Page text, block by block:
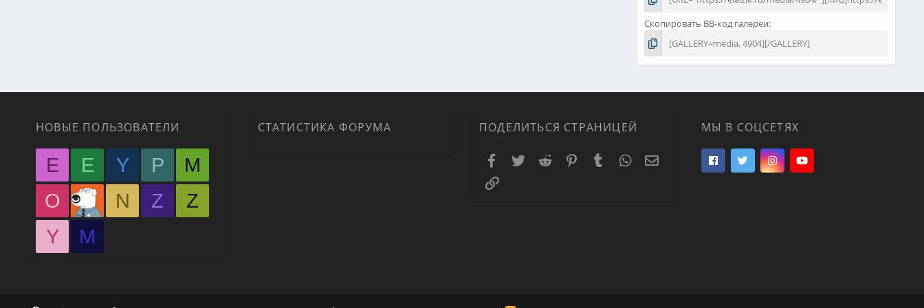
Скопировать BB-код галереи
НОВЫЕ ПОЛЬЗОВАТЕЛИ
E E Y P
M
O
N Z
Z
Y
М
СТАТИСТИКА ФОРУМА ПОДЕЛИТЬСЯ СТРАНИЦЕЙ
Facebook
TwitterReddit PinterestTumblrWhatsAppЭлектронная почта
Ссылка
МЫ В СОЦСЕТЯХ